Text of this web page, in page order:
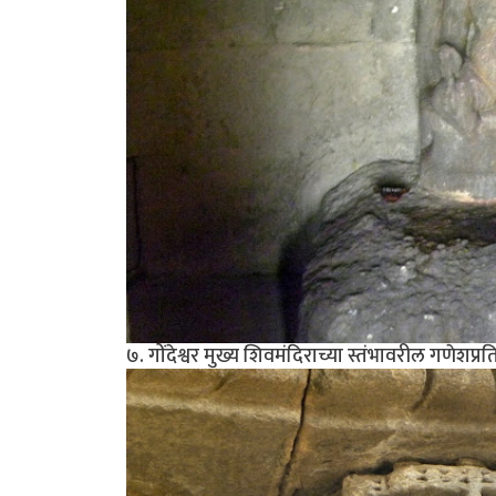
७. गोंदेश्वर मुख्य शिवमंदिराच्या स्तंभावरील